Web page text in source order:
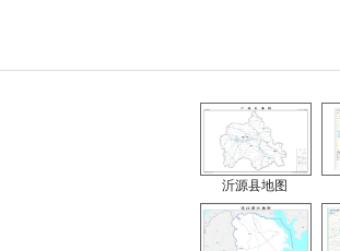
沂源县地图